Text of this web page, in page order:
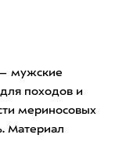
— мужские
походов и
мериносовых
Материал